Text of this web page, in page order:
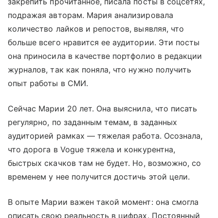
подражая авторам. Мария анализировала
количество лайков и репостов, выявляя, что
больше всего нравится ее аудитории. Эти посты
она приносила в качестве портфолио в редакции
журналов, так как поняла, что нужно получить
опыт работы в СМИ.
Сейчас Марии 20 лет. Она выяснила, что писать
регулярно, по заданным темам, в заданных
аудиторией рамках — тяжелая работа. Осознала,
что дорога в Vogue тяжела и конкурентна,
быстрых скачков там не будет. Но, возможно, со
временем у нее получится достичь этой цели.
В опыте Марии важен такой момент: она смогла
описать свою реальность в цифрах. Постоянный